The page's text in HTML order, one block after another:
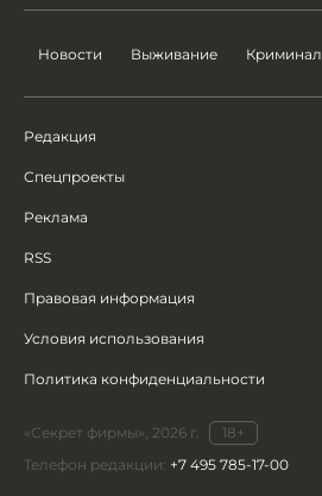
Новости Выживание Криминал
Редакция
Спецпроекты
Реклама
RSS
Правовая информация
Условия использования
Политика конфиденциальности
«Секрет фирмы», 2026 г.
18+
Телефон редакции: +7 495 785-17-00